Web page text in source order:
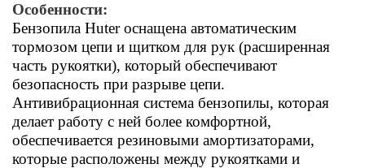
Особенности:
Бензопила Huter оснащена автоматическим
тормозом цепи и щитком для рук (расширенная
часть рукоятки), который обеспечивают
безопасность при разрыве цепи.
Антивибрационная система бензопилы, которая
делает работу с ней более комфортной,
обеспечивается резиновыми амортизаторами,
которые расположены между рукоятками и